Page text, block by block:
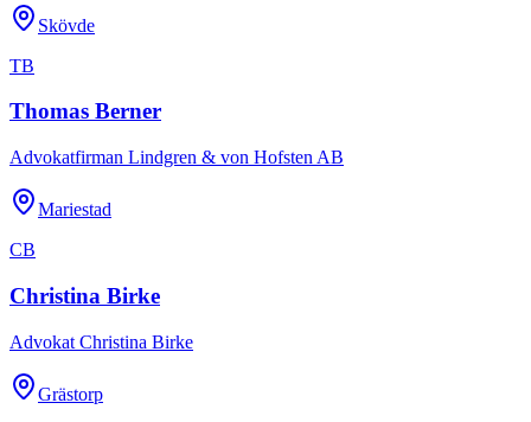
Skövde
TB
Thomas Berner
Advokatfirman Lindgren & von Hofsten AB
Mariestad
CB
Christina Birke
Advokat Christina Birke
Grästorp